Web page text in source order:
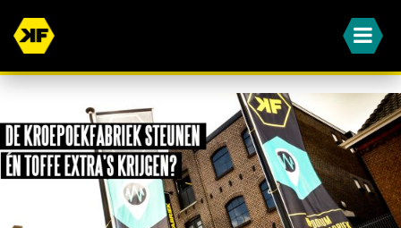
WORD JIJ OOK EEN VAN ONZE DIKKE VRIENDEN?